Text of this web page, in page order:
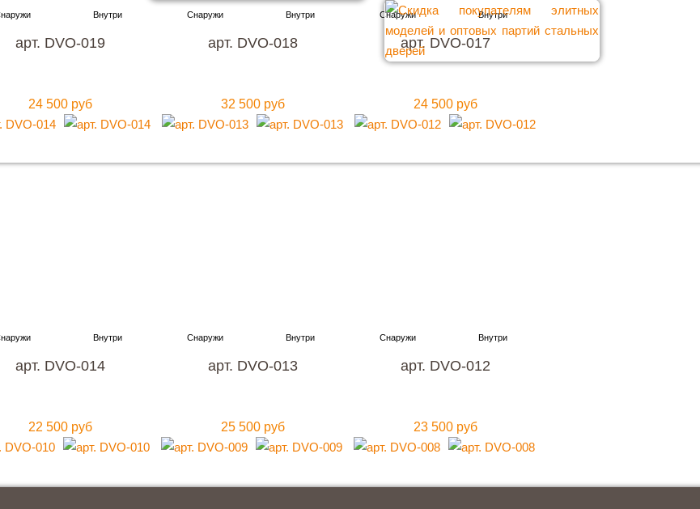
арт. DVO-019
24 500 руб
арт. DVO-018
32 500 руб
арт. DVO-017
24 500 руб
арт. DVO-014
22 500 руб
арт. DVO-013
25 500 руб
арт. DVO-012
23 500 руб
+7 (495) 641-64-54